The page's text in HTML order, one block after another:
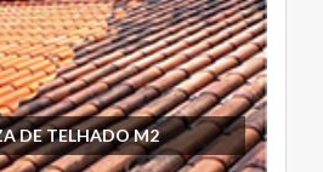
DE TELHADO M2